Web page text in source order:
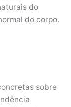
do
do corpo.
sobre